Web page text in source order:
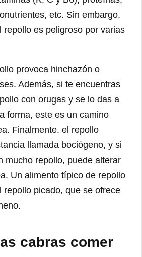
etc. Sin embargo,
repollo es peligroso por varias
provoca hinchazón o
Además, si te encuentras
con orugas y se lo das a
forma, este es un camino
Finalmente, el repollo
llamada bociógeno, y si
mucho repollo, puede alterar
Un alimento típico de repollo
repollo picado, que se ofrece
cabras comer